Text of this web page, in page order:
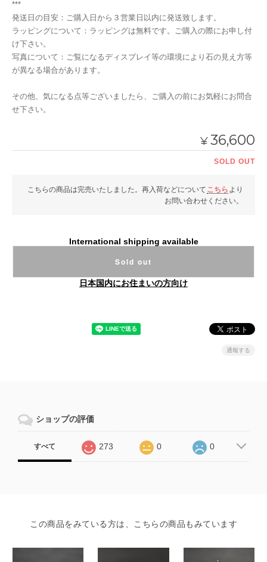
***
発送日の目安：ご購入日から３営業日以内に発送致します。
ラッピングについて：ラッピングは無料です。ご購入の際にお申し付
け下さい。
写真について：ご覧になるディスプレイ等の環境により石の見え方等
が異なる場合があります。
その他、気になる点等ございましたら、ご購入の前にお気軽にお問合
せ下さい。
¥36,600
SOLD OUT
こちらの商品は完売いたしました。再入荷などについて こちら より
お問い合わせください。
International shipping available
Sold out
日本国内にお住まいの方向け
通報する
ショップの評価
すべて 273 0 0
この商品をみている方は、こちらの商品もみています